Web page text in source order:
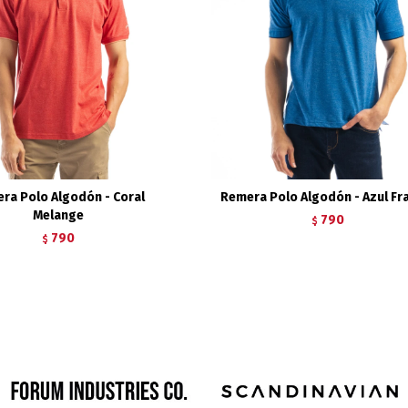
Polo Algodón - Coral
Melange
$ 790
Remera Polo Algodón - Azul
$ 790